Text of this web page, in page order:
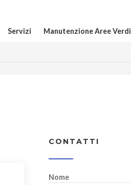
Servizi Manutenzione Aree Verdi
CONTATTI
Nome